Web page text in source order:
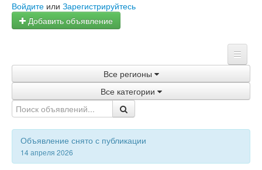
Войдите или Зарегистрируйтесь
Добавить объявление
Объявления
Услуги
Все регионы
Все категории
Объявление снято с публикации
14 апреля 2026